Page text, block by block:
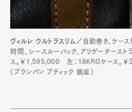
ヴィルレ ウルトラスリム／ 自動巻き、ケー
時間、シースルーバック、アリゲータース
ス。￥1,595,000 左：18KRGケース。
（ブランパン ブティック 銀座）